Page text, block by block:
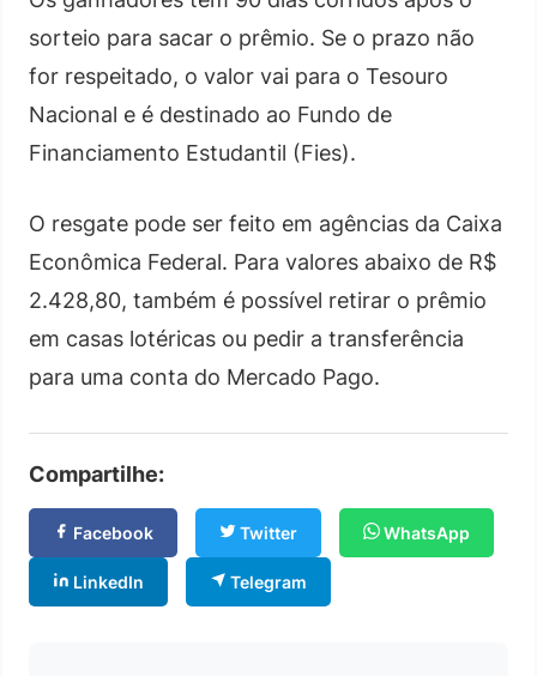
sorteio para sacar o prêmio. Se o prazo não
for respeitado, o valor vai para o Tesouro
Nacional e é destinado ao Fundo de
Financiamento Estudantil (Fies).
O resgate pode ser feito em agências da Caixa
Econômica Federal. Para valores abaixo de R$
2.428,80, também é possível retirar o prêmio
em casas lotéricas ou pedir a transferência
para uma conta do Mercado Pago.
Compartilhe:
Facebook Twitter WhatsApp
LinkedIn Telegram